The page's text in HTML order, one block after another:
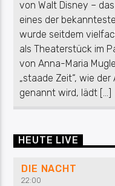
von Walt Disney –
eines der
wurde seitdem
als Theaterstück im
von Anna-Maria
„staade Zeit“, wie
genannt wird, lädt […]
HEUTE LIVE
DIE NACHT
22:00